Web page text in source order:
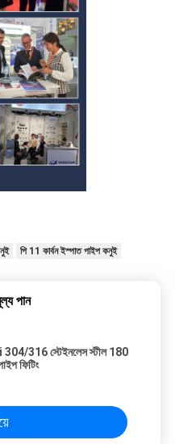
পি 11 কার্বন ইস্পাত পাইপ কনুই
পান
316 স্টেইনলেস স্টীল 180
ফিটিং